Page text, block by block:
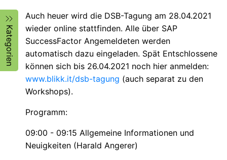
Titel Text Autor/in
Kategorien
Auch heuer wird die DSB-Tagung am 28.04.2021
wieder online stattfinden. Alle über SAP
SuccessFactor Angemeldeten werden
automatisch dazu eingeladen. Spät Entschlossene
können sich bis 26.04.2021 noch hier anmelden:
www.blikk.it/dsb-tagung (auch separat zu den
Workshops).
Programm:
09:00 - 09:15 Allgemeine Informationen und
Neuigkeiten (Harald Angerer)